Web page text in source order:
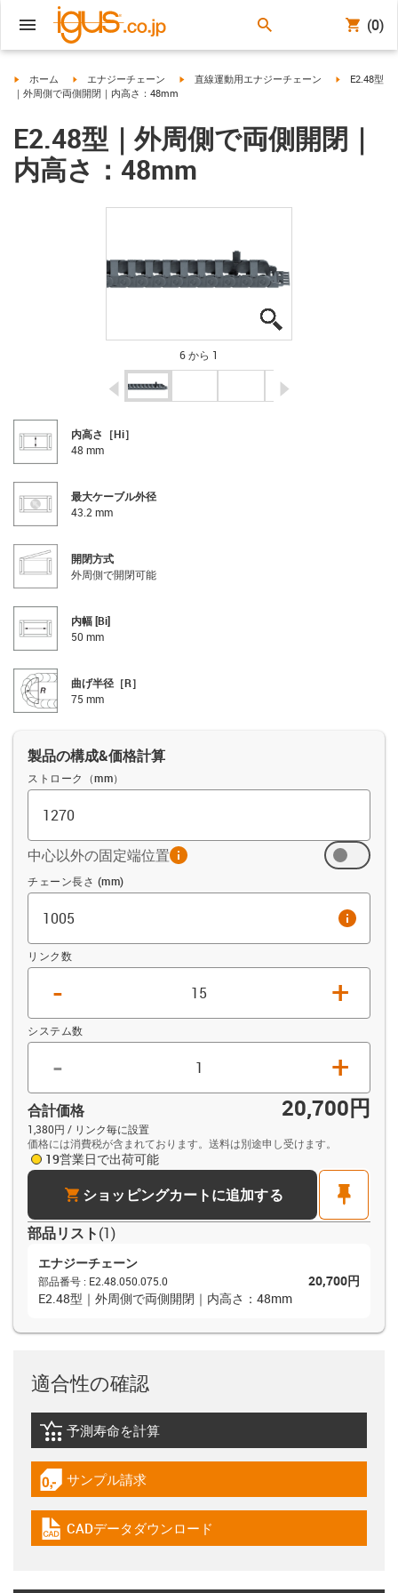
(0)
igus-icon-arrow-right
ホーム igus-icon-arrow-right
エナジーチェーン igus-icon-arrow-right
直線運動用エナジーチェーン igus-icon-
E2.48型
｜外周側で両側開閉｜内高さ：48mm
E2.48型｜外周側で両側開閉｜
内高さ：48mm
6 から 1
igus-icon-arrow-left
内高さ［Hi］
48 mm
最大ケーブル外径
43.2 mm
開閉方式
外周側で開閉可能
内幅 [Bi]
50 mm
曲げ半径［R］
75 mm
製品の構成&価格計算
ストローク（mm）
中心以外の固定端位置info
オフセット (mm)
チェーン長さ (mm)
info
リンク数
- +
システム数
- +
合計価格 20,700円
1,380円 / リンク毎に設置
価格には消費税が含まれております。送料は別途申し受けます。
19営業日で出荷可能
cartショッピングカートに追加する
pin
部品リスト(1)
エナジーチェーン
部品番号 : E2.48.050.075.0
20,700円
E2.48型｜外周側で両側開閉｜内高さ：48mm
適合性の確認
igus-icon-lebensdauerrechner
予測寿命を計算
igus-icon-gratismuster
サンプル請求
igus-icon-cad-dateien
CADデータダウンロード